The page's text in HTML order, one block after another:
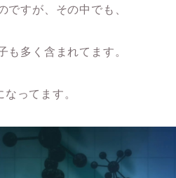
ですが、その中でも、
も多く含まれてます。
ってます。